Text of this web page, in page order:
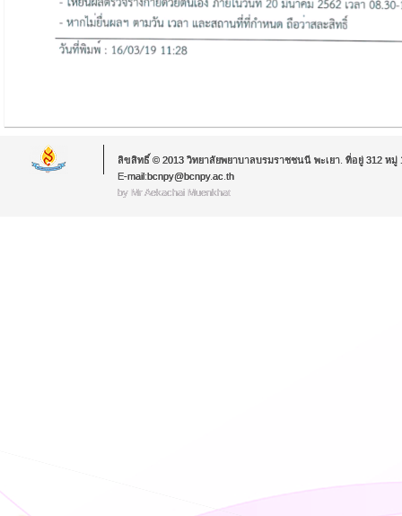
ลิขสิทธิ์ © 2013 วิทยาลัยพยาบาลบรมราชชนนี พะเยา. ที่อยู่ 312 หมู่
E-mail:bcnpy@bcnpy.ac.th
by Mr.Aekachai Muenkhat